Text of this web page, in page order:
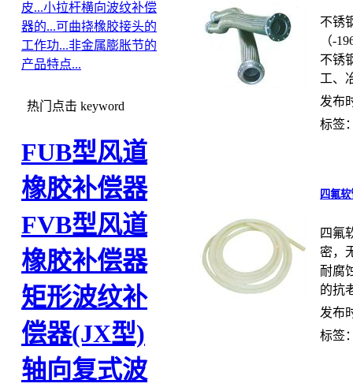
皮...小拉杆横向波纹补偿
器的...可曲挠橡胶接头的
工作功...非金属膨胀节的
产品特点...
热门点击 keyword
FUB型风道
橡胶补偿器
FVB型风道
橡胶补偿器
矩形波纹补
偿器(JX型)
轴向复式波
不锈
（-
不锈
工、
发布
标签
四氟软
四氟
密，
耐腐
的抗
发布
标签